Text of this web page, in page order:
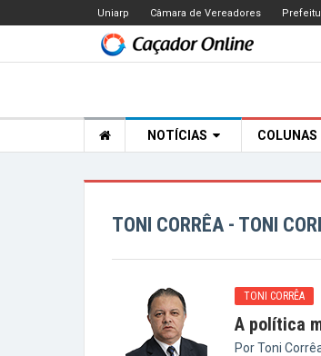
Uniarp Câmara de Vereadores
NOTÍCIAS
TONI CORRÊA - TONI
TONI CORRÊA
A política
Por Toni